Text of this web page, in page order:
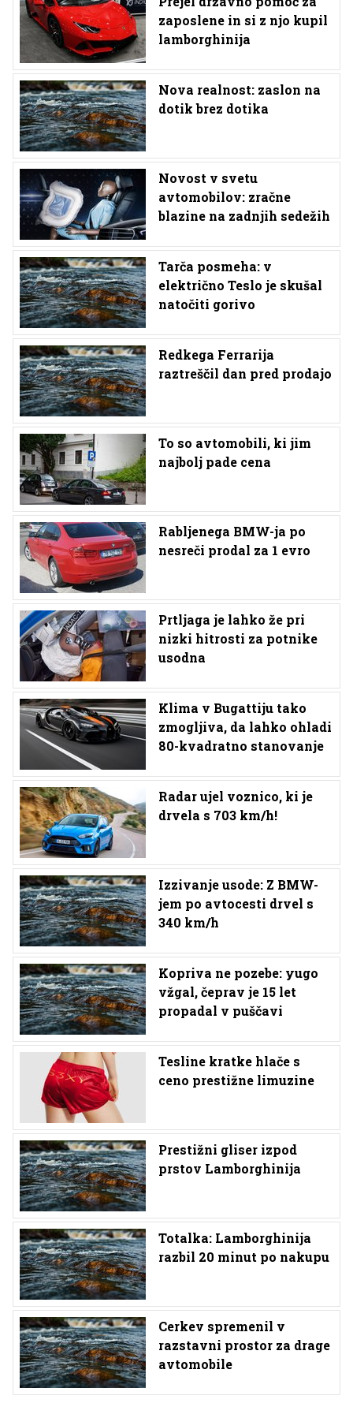
zaposlene in si z njo kupil
lamborghinija
Nova realnost: zaslon na
dotik brez dotika
Novost v svetu
avtomobilov: zračne
blazine na zadnjih sedežih
Tarča posmeha: v
električno Teslo je skušal
natočiti gorivo
Redkega Ferrarija
raztreščil dan pred prodajo
To so avtomobili, ki jim
najbolj pade cena
Rabljenega BMW-ja po
nesreči prodal za 1 evro
Prtljaga je lahko že pri
nizki hitrosti za potnike
usodna
Klima v Bugattiju tako
zmogljiva, da lahko ohladi
80-kvadratno stanovanje
Radar ujel voznico, ki je
drvela s 703 km/h!
Izzivanje usode: Z BMW-
jem po avtocesti drvel s
340 km/h
Kopriva ne pozebe: yugo
vžgal, čeprav je 15 let
propadal v puščavi
Tesline kratke hlače s
ceno prestižne limuzine
Prestižni gliser izpod
prstov Lamborghinija
Totalka: Lamborghinija
razbil 20 minut po nakupu
Cerkev spremenil v
razstavni prostor za drage
avtomobile